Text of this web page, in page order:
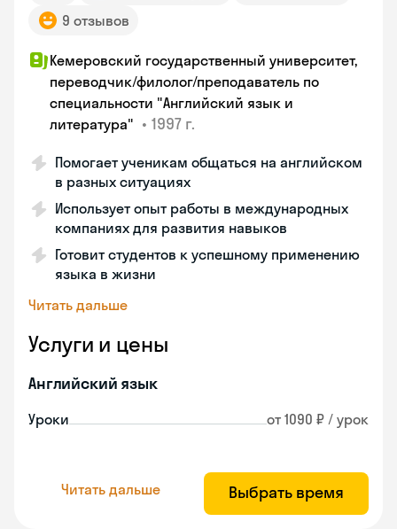
9 отзывов
Кемеровский государственный университет,
переводчик/филолог/преподаватель по
специальности "Английский язык и
литература" • 1997 г.
Помогает ученикам общаться на английском
в разных ситуациях
Использует опыт работы в международных
компаниях для развития навыков
Готовит студентов к успешному применению
языка в жизни
Читать дальше
Услуги и цены
Английский язык
Уроки от 1090 ₽ / урок
Читать дальше Выбрать время